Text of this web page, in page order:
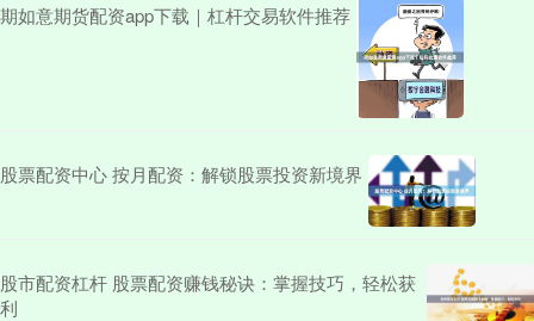
期如意期货配资app下载｜杠杆交易软件推荐
股票配资中心 按月配资：解锁股票投资新境界
股市配资杠杆 股票配资赚钱秘诀：掌握技巧，轻松获
利